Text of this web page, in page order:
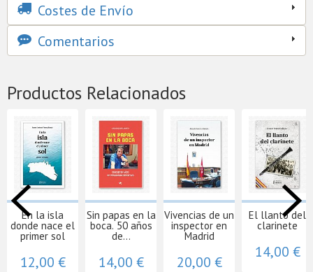
Costes de Envío
Comentarios
Productos Relacionados
En la isla
donde nace el
primer sol
12,00 €
Sin papas en la
boca. 50 años
de...
14,00 €
Vivencias de un
inspector en
Madrid
20,00 €
El llanto del
clarinete
14,00 €